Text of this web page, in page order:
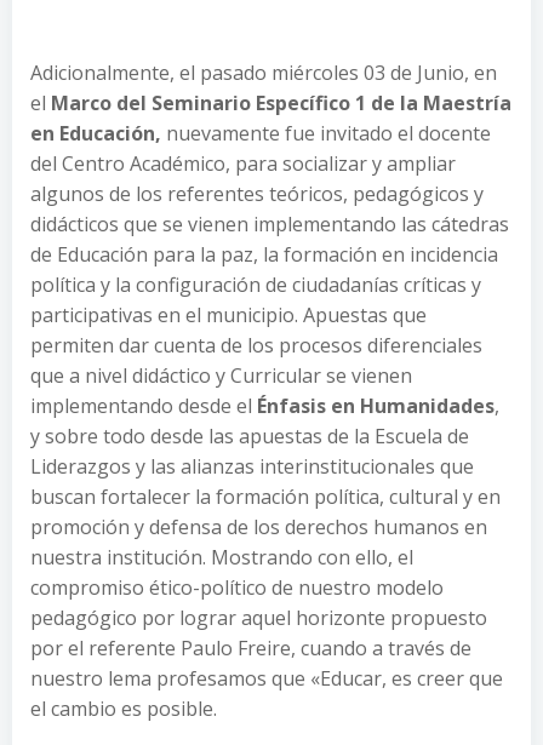
Adicionalmente, el pasado miércoles 03 de Junio, en
el Marco del Seminario Específico 1 de la Maestría
en Educación, nuevamente fue invitado el docente
del Centro Académico, para socializar y ampliar
algunos de los referentes teóricos, pedagógicos y
didácticos que se vienen implementando las cátedras
de Educación para la paz, la formación en incidencia
política y la configuración de ciudadanías críticas y
participativas en el municipio. Apuestas que
permiten dar cuenta de los procesos diferenciales
que a nivel didáctico y Curricular se vienen
implementando desde el Énfasis en Humanidades,
y sobre todo desde las apuestas de la Escuela de
Liderazgos y las alianzas interinstitucionales que
buscan fortalecer la formación política, cultural y en
promoción y defensa de los derechos humanos en
nuestra institución. Mostrando con ello, el
compromiso ético-político de nuestro modelo
pedagógico por lograr aquel horizonte propuesto
por el referente Paulo Freire, cuando a través de
nuestro lema profesamos que «Educar, es creer que
el cambio es posible.